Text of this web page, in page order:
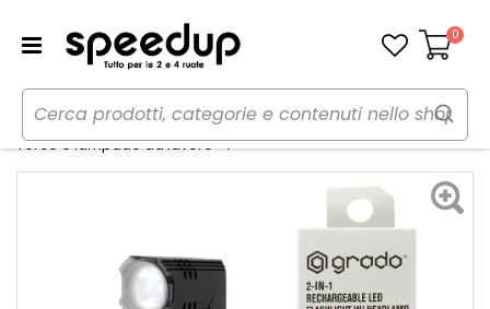
Carrello
0
Home Auto
Utensili, lampade da lavoro e torce
Torce e lampade da lavoro
Torcia A Led 2 in 1 - GRADO